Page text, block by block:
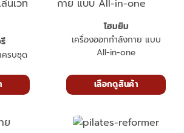
รบชุด
โฮมยิม
เครื่องออกกำลังกาย แบบ
All-in-one
เลือกดูสินค้า